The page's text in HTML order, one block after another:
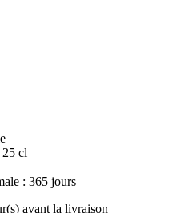
cl
: 365 jours
avant la livraison